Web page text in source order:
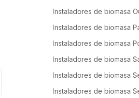
Instaladores de biomasa
Instaladores de biomasa
Instaladores de biomasa
Instaladores de biomasa
Instaladores de biomasa
Instaladores de biomasa